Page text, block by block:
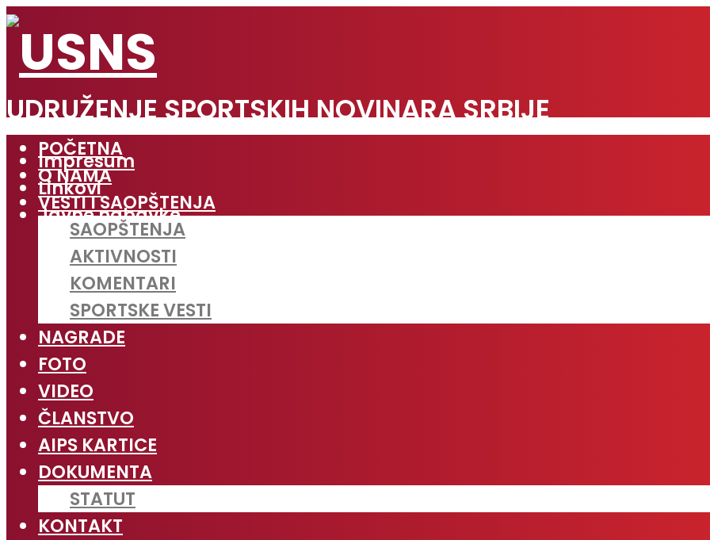
UDRUŽENJE SPORTSKIH NOVINARA SRBIJE
Impresum
Linkovi
Javne nabavke
POČETNA
O NAMA
VESTI I SAOPŠTENJA
SAOPŠTENJA
AKTIVNOSTI
KOMENTARI
SPORTSKE VESTI
NAGRADE
FOTO
VIDEO
ČLANSTVO
AIPS KARTICE
DOKUMENTA
STATUT
KONTAKT